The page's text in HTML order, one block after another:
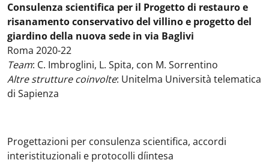
Consulenza scientifica per il Progetto di restauro e
risanamento conservativo del villino e progetto del
giardino della nuova sede in via Baglivi
Roma 2020-22
Team: C. Imbroglini, L. Spita, con M. Sorrentino
Altre strutture coinvolte: Unitelma Università telematica
di Sapienza
Progettazioni per consulenza scientifica, accordi
interistituzionali e protocolli díintesa